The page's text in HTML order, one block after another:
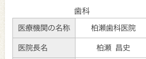
歯科
医療機関の名称 柏瀬歯科医院
医院長名 柏瀬 昌史